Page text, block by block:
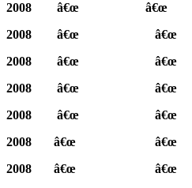
2008
â€œ â€œ
2008
â€œ â€œ
2008
â€œ â€œ
2008
â€œ â€œ
2008
â€œ â€œ
2008
â€œ â€œ
2008
â€œ â€œ